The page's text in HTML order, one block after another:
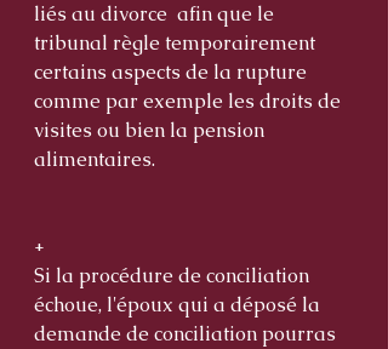
liés au divorce  afin que le
tribunal règle temporairement
certains aspects de la rupture
comme par exemple les droits de
visites ou bien la pension
alimentaires.
+
Si la procédure de conciliation
échoue, l'époux qui a déposé la
demande de conciliation pourras